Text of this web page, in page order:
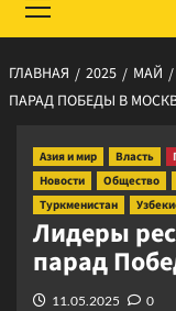
меню
ГЛАВНАЯ 2025 МАЙ
ПАРАД ПОБЕДЫ В
Азия и мир Власть
Новости
Общество
Туркменистан
Лидеры
парад
11.05.2025 0